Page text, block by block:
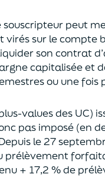
souscripteur peut
sur le compte
son contrat
capitalisée et
ou une fois
values des UC)
pas imposé (en
le 27
prélèvement
+ 17,2 % de